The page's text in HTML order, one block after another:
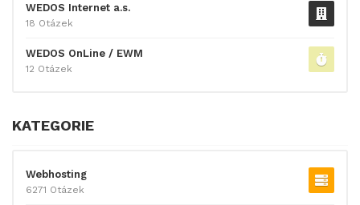
WEDOS Internet a.s.
18 Otázek
WEDOS OnLine / EWM
12 Otázek
KATEGORIE
Webhosting
6271 Otázek